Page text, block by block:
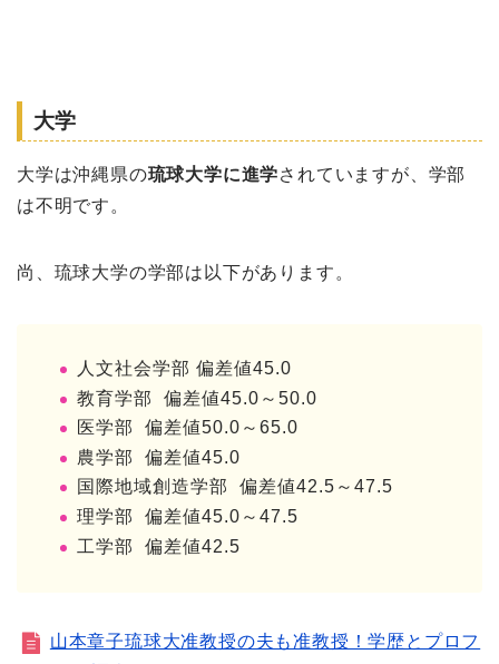
大学
大学は沖縄県の琉球大学に進学されていますが、学部
は不明です。
尚、琉球大学の学部は以下があります。
人文社会学部 偏差値45.0
教育学部 偏差値45.0～50.0
医学部 偏差値50.0～65.0
農学部 偏差値45.0
国際地域創造学部 偏差値42.5～47.5
理学部 偏差値45.0～47.5
工学部 偏差値42.5
山本章子琉球大准教授の夫も准教授！学歴とプロフ